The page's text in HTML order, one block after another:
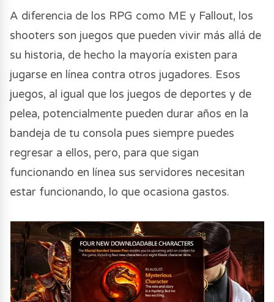
A diferencia de los RPG como ME y Fallout, los
shooters son juegos que pueden vivir más allá de
su historia, de hecho la mayoría existen para
jugarse en línea contra otros jugadores. Esos
juegos, al igual que los juegos de deportes y de
pelea, potencialmente pueden durar años en la
bandeja de tu consola pues siempre puedes
regresar a ellos, pero, para que sigan
funcionando en línea sus servidores necesitan
estar funcionando, lo que ocasiona gastos.